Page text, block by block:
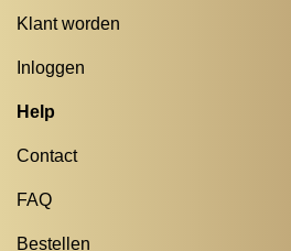
Klant worden
Inloggen
Help
Contact
FAQ
Bestellen